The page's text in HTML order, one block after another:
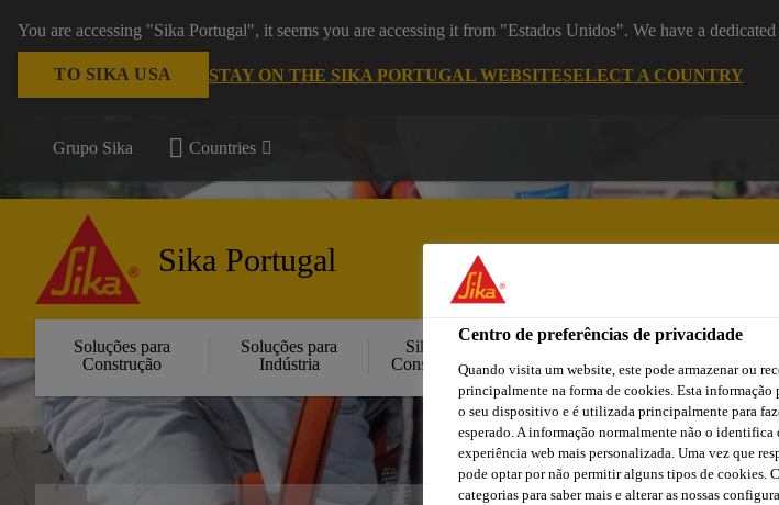
You are accessing "Sika Portugal", it seems you are accessing it from "Estados Unidos". We have a
TO SIKA USA STAY ON THE SIKA PORTUGAL WEBSITESELECT A COUNTRY
Grupo Sika Countries
Sika Portugal
Soluções para
Construção
Soluções para
Indústria
Sika
Consigo
Cidade
Sika
Lojas /
Aplicadores Sika
Centro de preferências de privacidade
Quando visita um website, este pode armazenar ou
principalmente na forma de cookies. Esta informação
o seu dispositivo e é utilizada principalmente para
esperado. A informação normalmente não o identifica
experiência web mais personalizada. Uma vez que
pode optar por não permitir alguns tipos de cookies.
categorias para saber mais e alterar as nossas